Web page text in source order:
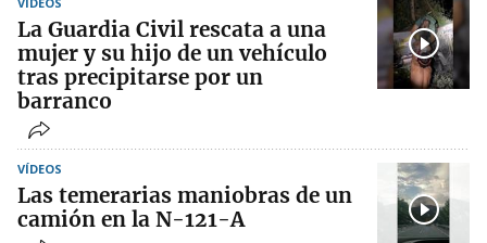
La Guardia Civil rescata a una
mujer y su hijo de un vehículo
tras precipitarse por un
barranco
VÍDEOS
Las temerarias maniobras de un
camión en la N-121-A